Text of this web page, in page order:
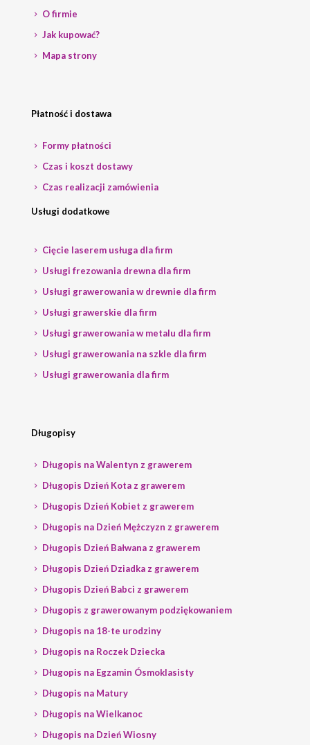
O firmie
Jak kupować?
Mapa strony
Płatność i dostawa
Formy płatności
Czas i koszt dostawy
Czas realizacji zamówienia
Usługi dodatkowe
Cięcie laserem usługa dla firm
Usługi frezowania drewna dla firm
Usługi grawerowania w drewnie dla firm
Usługi grawerskie dla firm
Usługi grawerowania w metalu dla firm
Usługi grawerowania na szkle dla firm
Usługi grawerowania dla firm
Długopisy
Długopis na Walentyn z grawerem
Długopis Dzień Kota z grawerem
Długopis Dzień Kobiet z grawerem
Długopis na Dzień Mężczyzn z grawerem
Długopis Dzień Bałwana z grawerem
Długopis Dzień Dziadka z grawerem
Długopis Dzień Babci z grawerem
Długopis z grawerowanym podziękowaniem
Długopis na 18-te urodziny
Długopis na Roczek Dziecka
Długopis na Egzamin Ósmoklasisty
Długopis na Matury
Długopis na Wielkanoc
Długopis na Dzień Wiosny